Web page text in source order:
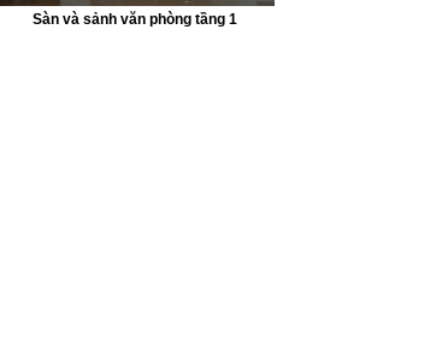
Sàn và sảnh văn phòng tầng 1